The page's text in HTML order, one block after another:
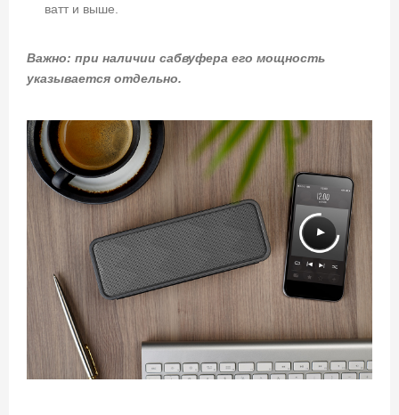
ватт и выше.
Важно: при наличии сабвуфера его мощность
указывается отдельно.